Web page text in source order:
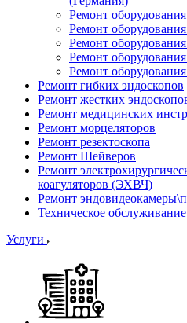
Ремонт
Ремонт
Ремонт
Ремонт
Ремонт
Ремонт гибких эндоскопов
Ремонт жестких
Ремонт медицинских
Ремонт морцеляторов
Ремонт резектоскопа
Ремонт Шейверов
Ремонт
коагуляторов (ЭХВЧ)
Ремонт
Техническое
Услуги